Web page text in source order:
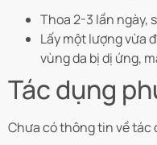
Thoa 2-3 lần ngày,
Lấy một lượng vừa
vùng da bị dị ứng,
Tác dụng
Chưa có thông tin về tác